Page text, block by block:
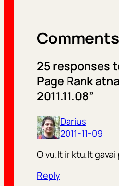
Comments
25 responses
Page Rank
2011.11.08”
Darius
2011-11-09
O vu.lt ir ktu.lt gavai
Reply